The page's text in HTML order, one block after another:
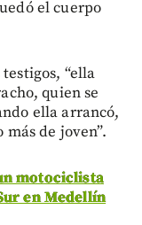
el cuerpo
“ella
quien se
ella arrancó,
de joven”.
motociclista
en Medellín